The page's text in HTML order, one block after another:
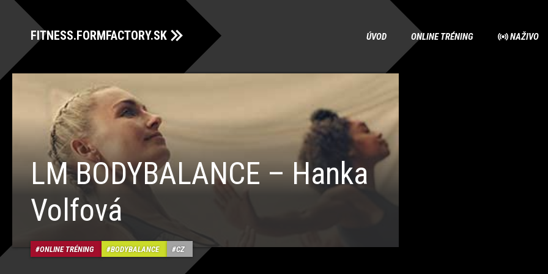
FITNESS.FORMFACTORY.SK ÚVOD ONLINE TRÉNING NAŽIVO
LM BODYBALANCE – Hanka
Volfová
ONLINE TRÉNING BODYBALANCE CZ